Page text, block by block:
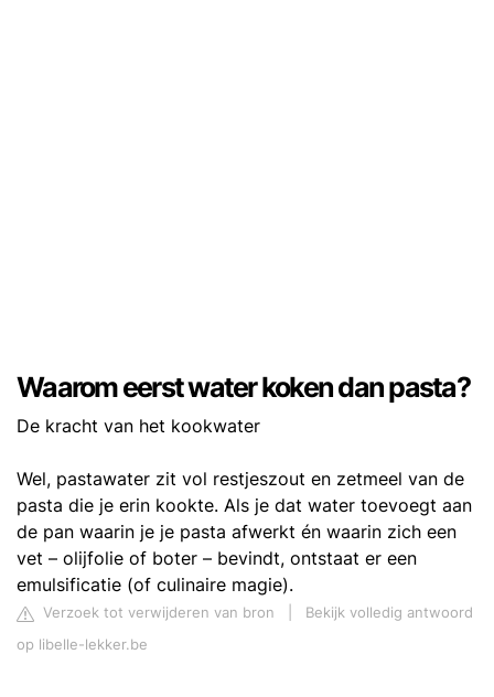
Waarom eerst water koken dan pasta?
De kracht van het kookwater
Wel, pastawater zit vol restjeszout en zetmeel van de
pasta die je erin kookte. Als je dat water toevoegt aan
de pan waarin je je pasta afwerkt én waarin zich een
vet – olijfolie of boter – bevindt, ontstaat er een
emulsificatie (of culinaire magie).
Verzoek tot verwijderen van bron
Bekijk volledig antwoord
op libelle-lekker.be